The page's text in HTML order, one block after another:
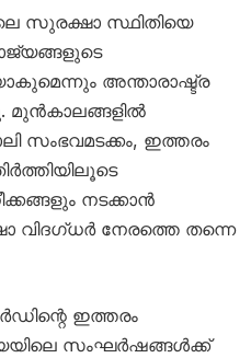
സുരക്ഷാ സ്ഥിതിയെ
അന്താരാഷ്ട്ര
മുൻകാലങ്ങളിൽ
ഇത്തരം
നടക്കാൻ
നേരത്തെ തന്നെ
ഇത്തരം
സംഘർഷങ്ങൾക്ക്